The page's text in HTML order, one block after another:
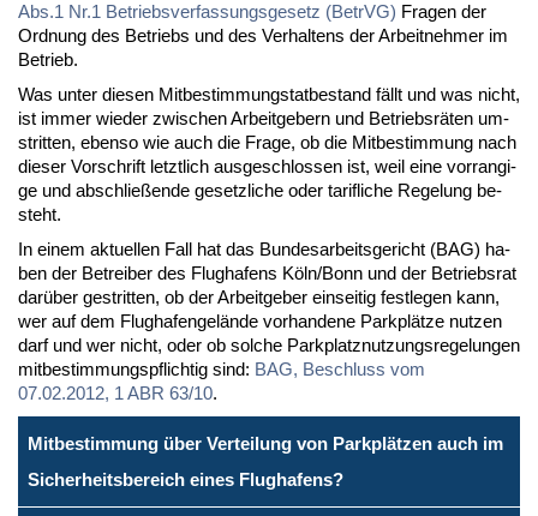
Abs.1 Nr.1 Be­triebs­ver­fas­sungs­ge­setz (Be­trVG) Fra­gen der
Ord­nung des Be­triebs und des Ver­hal­tens der Ar­beit­neh­mer im
Be­trieb.
Was un­ter die­sen Mit­be­stim­mungs­tat­be­stand fällt und was nicht,
ist im­mer wie­der zwi­schen Ar­beit­ge­bern und Be­triebs­rä­ten um­
strit­ten, eben­so wie auch die Fra­ge, ob die Mit­be­stim­mung nach
die­ser Vor­schrift letzt­lich aus­ge­schlos­sen ist, weil ei­ne vor­ran­gi­
ge und ab­schlie­ßen­de ge­setz­li­che oder ta­rif­li­che Re­ge­lung be­
steht.
In ei­nem ak­tu­el­len Fall hat das Bun­des­ar­beits­ge­richt (BAG) ha­
ben der Be­trei­ber des Flug­ha­fens Köln/Bonn und der Be­triebs­rat
dar­über ge­strit­ten, ob der Ar­beit­ge­ber ein­sei­tig fest­le­gen kann,
wer auf dem Flug­ha­fen­ge­län­de vor­han­de­ne Park­plät­ze nut­zen
darf und wer nicht, oder ob sol­che Park­platz­nut­zungs­re­ge­lun­gen
mit­be­stim­mungs­pflich­tig sind: BAG, Be­schluss vom
07.02.2012, 1 ABR 63/10.
Mitbestimmung über Verteilung von Parkplätzen auch im
Sicherheitsbereich eines Flughafens?